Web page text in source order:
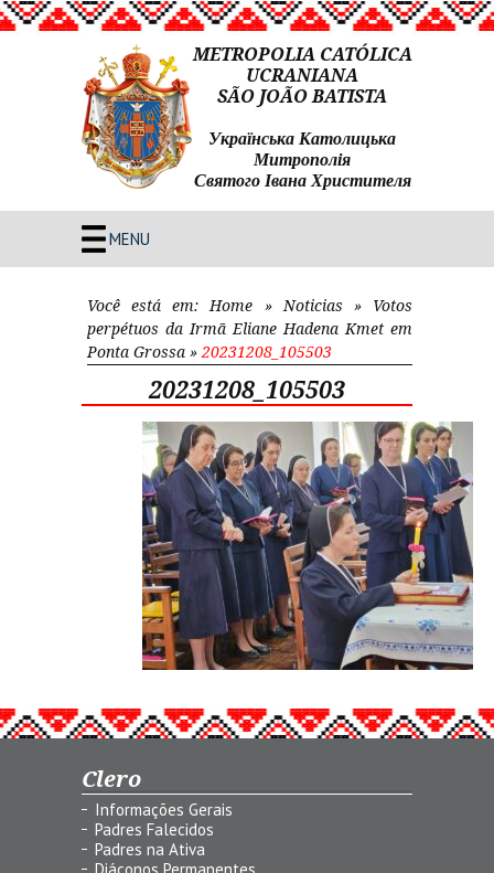
METROPOLIA CATÓLICA
UCRANIANA
SÃO JOÃO BATISTA
Українська Католицька
Митрополія
Святого Івана Христителя
MENU
Você está em: Home » Noticias » Votos
perpétuos da Irmã Eliane Hadena Kmet em
Ponta Grossa » 20231208_105503
20231208_105503
Clero
Informações Gerais
Padres Falecidos
Padres na Ativa